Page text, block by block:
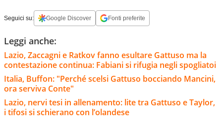
Seguici su: Google Discover Fonti preferite
Leggi anche:
Lazio, Zaccagni e Ratkov fanno esultare Gattuso ma la
contestazione continua: Fabiani si rifugia negli spogliatoi
Italia, Buffon: "Perché scelsi Gattuso bocciando Mancini,
ora serviva Conte"
Lazio, nervi tesi in allenamento: lite tra Gattuso e Taylor,
i tifosi si schierano con l’olandese